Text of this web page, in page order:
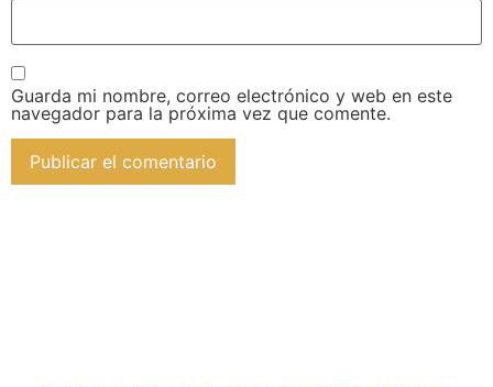
Guarda mi nombre, correo electrónico y web en este
navegador para la próxima vez que comente.